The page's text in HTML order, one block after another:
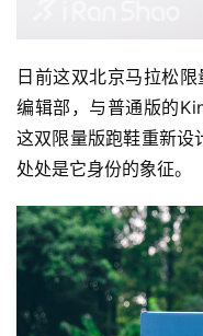
日前这双北京马拉松
编辑部，与普通版的
这双限量版跑鞋重新设
处处是它身份的象征。